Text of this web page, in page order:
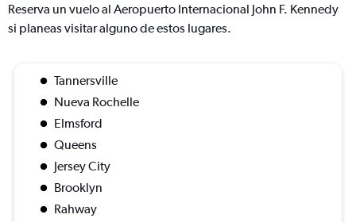
Reserva un vuelo al Aeropuerto Internacional John F. Kennedy
si planeas visitar alguno de estos lugares.
Tannersville
Nueva Rochelle
Elmsford
Queens
Jersey City
Brooklyn
Rahway